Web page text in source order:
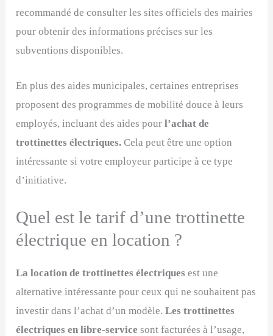
recommandé de consulter les sites officiels des mairies
pour obtenir des informations précises sur les
subventions disponibles.
En plus des aides municipales, certaines entreprises
proposent des programmes de mobilité douce à leurs
employés, incluant des aides pourl’achat de
trottinettes électriques. Cela peut être une option
intéressante si votre employeur participe à ce type
d’initiative.
Quel est le tarif d’une trottinette
électrique en location ?
La location de trottinettes électriques est une
alternative intéressante pour ceux qui ne souhaitent pas
investir dans l’achat d’un modèle.Les trottinettes
électriques en libre-servicesont facturées à l’usage,